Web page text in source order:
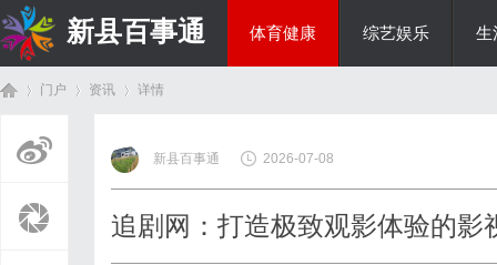
新县百事通 体育健康 综艺娱乐 生
门户 资讯
›
详情
新县百事通 2026-07-08
追剧网：打造极致观影体验的影